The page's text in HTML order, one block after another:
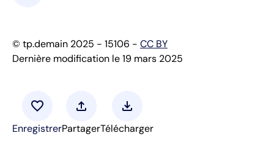
© tp.demain 2025 - 15106 - CC BY
Dernière modification le 19 mars 2025
favorite
Enregistrer
upload
Partager
download
Télécharger